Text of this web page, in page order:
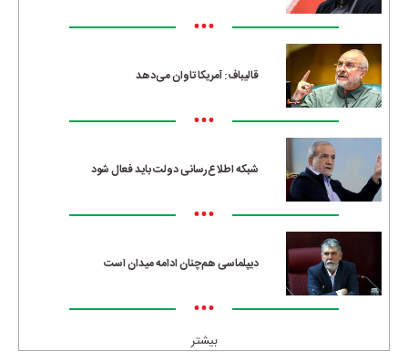
•••
قالیباف: آمریکا تاوان می‌دهد
•••
شبکه اطلاع‌رسانی دولت باید فعال شود
•••
دیپلماسی هم‌چنان ادامه میدان است
•••
بیشتر